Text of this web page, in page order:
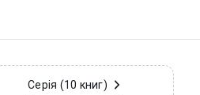
Серія (10 книг)